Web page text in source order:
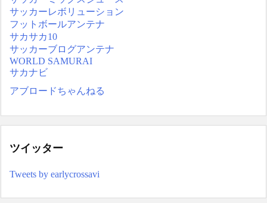
サッカーレボリューション
フットボールアンテナ
サカサカ10
サッカーブログアンテナ
WORLD SAMURAI
サカナビ
アブロードちゃんねる
ツイッター
Tweets by earlycrossavi